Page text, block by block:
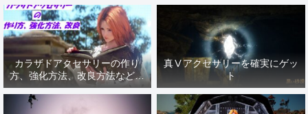
カラザドアクセサリーの作り
方、強化方法、改良方法などま
とめ【黒い砂漠冒険日誌１４１
真Ⅴアクセサリーを確実にゲッ
ト